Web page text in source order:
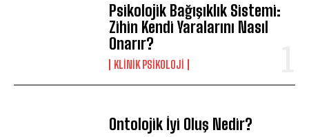
Psikolojik Bağışıklık Sistemi:
Zihin Kendi Yaralarını Nasıl
Onarır?
KLINIK PSIKOLOJI
Ontolojik İyi Oluş Nedir?